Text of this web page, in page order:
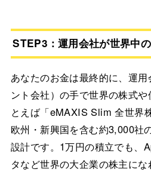
STEP3：運用会社が世界中
あなたのお金は最終的に、運
ント会社）の手で世界の株式
とえば「eMAXIS Slim 全世界
欧州・新興国を含む約3,000社
設計です。1万円の積立でも、
タなど世界の大企業の株主に